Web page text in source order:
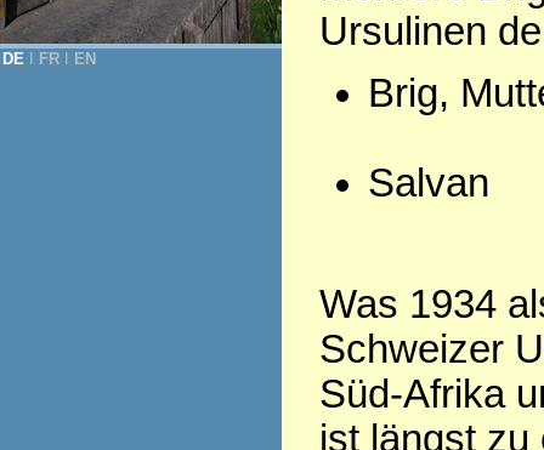
DE FR EN
Ursulinen
Brig,
Salvan
Was 1934
Schweizer
Süd-Afrika
ist längst zu